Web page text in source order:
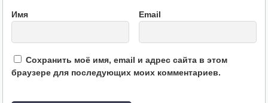
Имя Email
Сохранить моё имя, email и адрес сайта в этом
браузере для последующих моих комментариев.